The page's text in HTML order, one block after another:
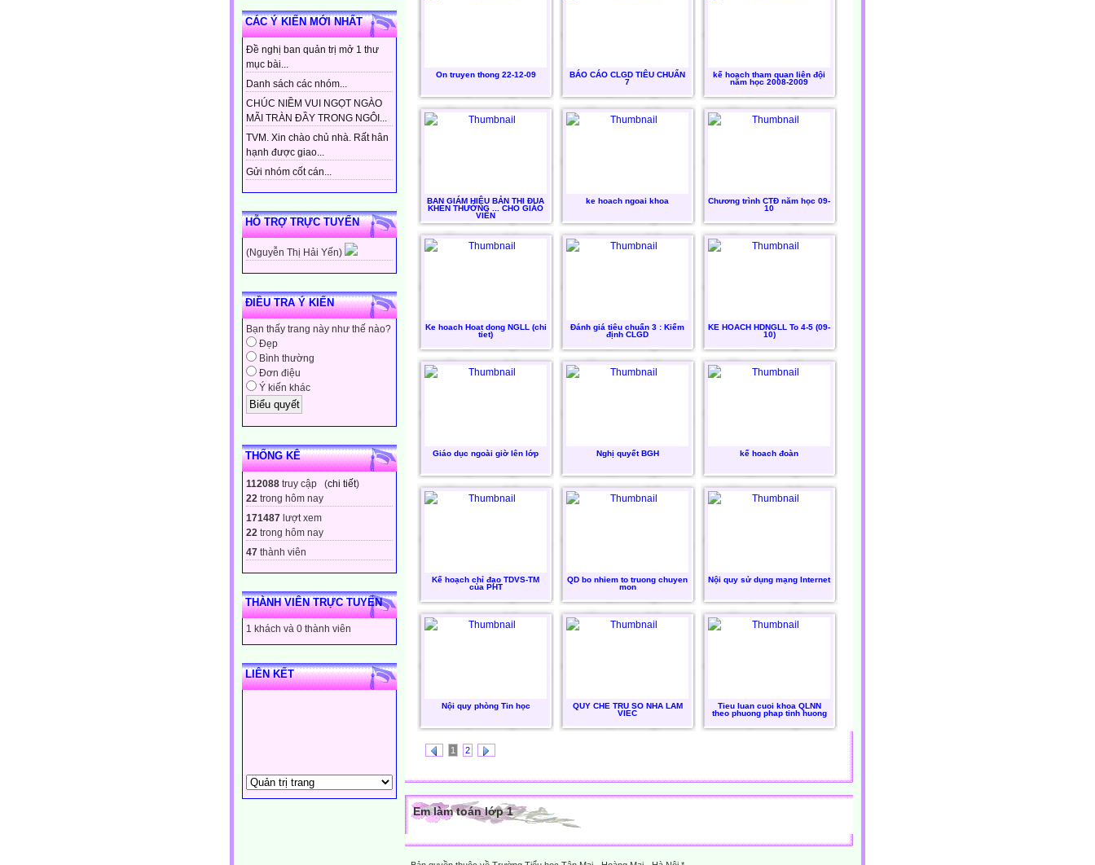
CÁC Ý KIẾN MỚI NHẤT
Đề nghị ban quản trị mở 1 thư
mục bài...
Danh sách các nhóm...
CHÚC NIỀM VUI NGỌT NGÀO
MÃI TRÀN ĐẦY TRONG NGÔI...
TVM. Xin chào chủ nhà. Rất hân
hạnh được giao...
Gửi nhóm cốt cán...
HỖ TRỢ TRỰC TUYẾN
(Nguyễn Thị Hải Yến)
ĐIỀU TRA Ý KIẾN
Bạn thấy trang này như thế nào?
Đẹp
Bình thường
Đơn điệu
Ý kiến khác
THỐNG KÊ
112088 truy cập (chi tiết)
22 trong hôm nay
171487 lượt xem
22 trong hôm nay
47 thành viên
THÀNH VIÊN TRỰC TUYẾN
1 khách và 0 thành viên
LIÊN KẾT
On truyen thong 22-12-09
BÁO CÁO CLGD TIÊU CHUẨN
7
kế hoach tham quan liên đội
năm học 2008-2009
BAN GIÁM HIỆU BẢN THI ĐUA
KHEN THƯỞNG ... CHO GIÁO
VIÊN
ke hoach ngoai khoa
Chương trình CTĐ năm học 09-
10
Ke hoach Hoat dong NGLL (chi
tiet)
Đánh giá tiêu chuẩn 3 : Kiểm
định CLGD
KE HOACH HDNGLL To 4-5 (09-
10)
Giáo dục ngoài giờ lên lớp Nghị quyết BGH kế hoach đoàn
Kế hoạch chỉ đạo TDVS-TM
của PHT
QD bo nhiem to truong chuyen
mon
Nội quy sử dụng mạng Internet
Nội quy phòng Tin học
QUY CHE TRU SO NHA LAM
VIEC
Tieu luan cuoi khoa QLNN
theo phuong phap tinh huong
1 2
Em làm toán lớp 1